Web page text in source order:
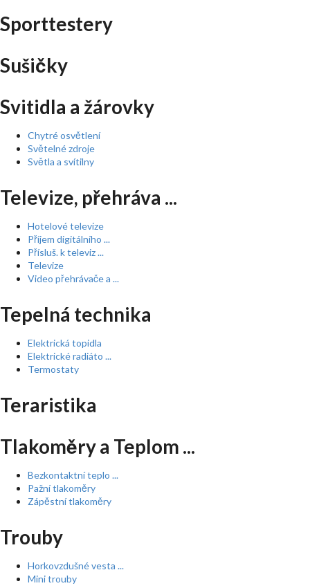
Sporttestery
Sušičky
Svitidla a žárovky
Chytré osvětlení
Světelné zdroje
Světla a svítilny
Televize, přehráva ...
Hotelové televize
Příjem digitálního ...
Přísluš. k televiz ...
Televize
Video přehrávače a ...
Tepelná technika
Elektrická topidla
Elektrické radiáto ...
Termostaty
Teraristika
Tlakoměry a Teplom ...
Bezkontaktní teplo ...
Pažní tlakoměry
Zápěstní tlakoměry
Trouby
Horkovzdušné vesta ...
Mini trouby